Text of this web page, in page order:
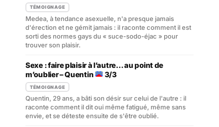
TÉMOIGNAGE
Medea, à tendance asexuelle, n'a presque jamais
d'érection et ne gémit jamais : il raconte comment il est
sorti des normes gays du « suce-sodo-éjac » pour
trouver son plaisir.
Sexe : faire plaisir à l’autre… au point de
m’oublier – Quentin
3/3
TÉMOIGNAGE
Quentin, 29 ans, a bâti son désir sur celui de l'autre : il
raconte comment il dit oui même fatigué, même sans
envie, et se déteste ensuite de s'être oublié.